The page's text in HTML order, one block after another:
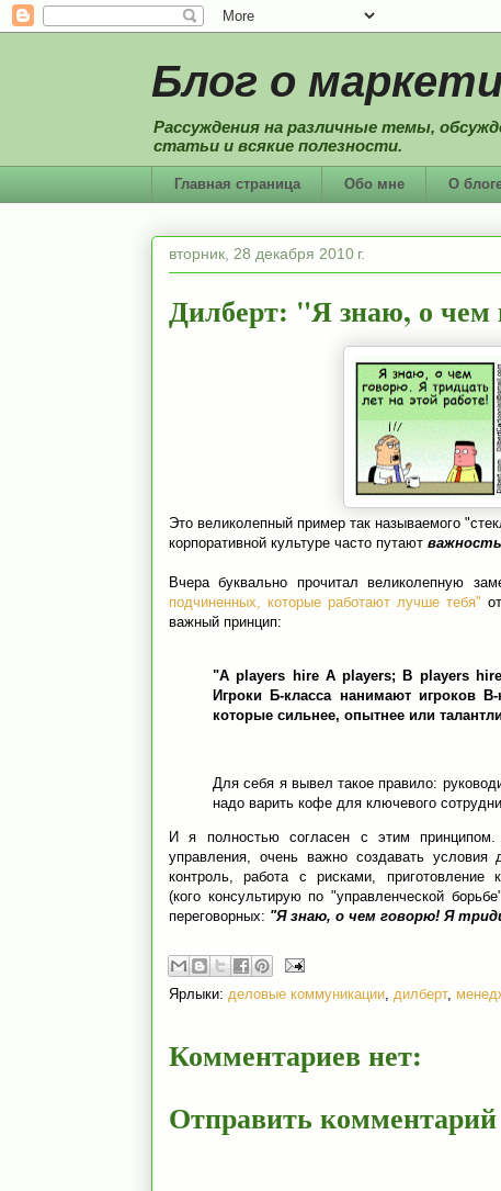
Блог о
Рассуждения на различные темы,
статьи и всякие полезности.
Главная страница Обо мне О
вторник, 28 декабря 2010 г.
Дилберт: "Я знаю, о чем
Это великолепный пример так называемого
корпоративной культуре часто путают
Вчера буквально прочитал великолепную
подчиненных, которые работают лучше тебя"
важный принцип:
"A players hire A players; B players
Игроки Б-класса нанимают игроков В-
которые сильнее, опытнее или
Для себя я вывел такое правило:
надо варить кофе для ключевого
И я полностью согласен с этим принципом.
управления, очень важно создавать условия
контроль, работа с рисками,
(кого консультирую по "управленческой
переговорных: "Я знаю, о чем говорю! Я
Ярлыки: деловые коммуникации дилберт,
Комментариев нет:
Отправить комментарий